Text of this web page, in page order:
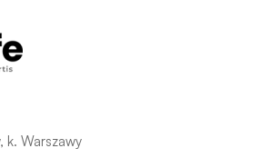
Warszawy